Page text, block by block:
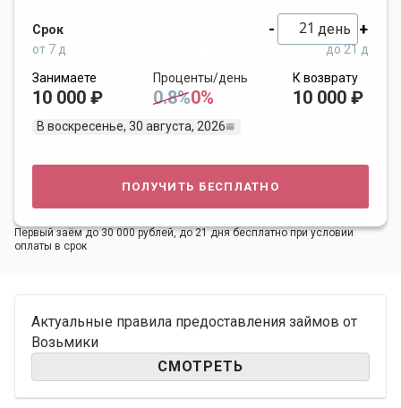
Срок - день +
от 7 д
до 21 д
Занимаете
10 000 ₽
Проценты/день
0.8%0%
К возврату
10 000 ₽
В воскресенье, 30 августа, 2026
получить бесплатно
Первый заём до 30 000 рублей, до 21 дня бесплатно при условии
оплаты в срок
Актуальные правила предоставления займов от
Возьмики
СМОТРЕТЬ